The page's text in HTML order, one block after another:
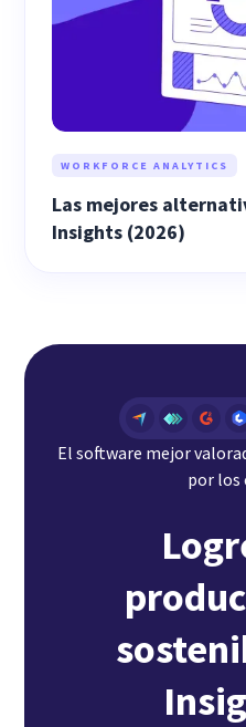
WORKFORCE ANALYTICS
Las mejores
Insights (2026)
El software mejor
por los